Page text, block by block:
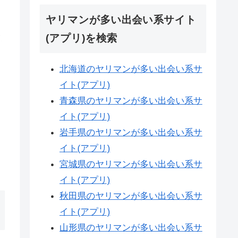
ヤリマンが多い出会い系サイト
(アプリ)を検索
北海道のヤリマンが多い出会い系サ
イト(アプリ)
青森県のヤリマンが多い出会い系サ
イト(アプリ)
岩手県のヤリマンが多い出会い系サ
イト(アプリ)
宮城県のヤリマンが多い出会い系サ
イト(アプリ)
秋田県のヤリマンが多い出会い系サ
イト(アプリ)
山形県のヤリマンが多い出会い系サ